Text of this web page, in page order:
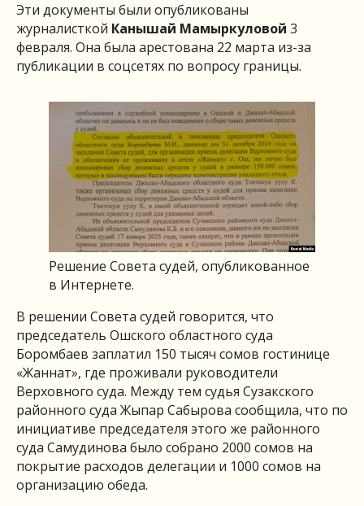
Эти документы были опубликованы
журналисткой Канышай Мамыркуловой 3
февраля. Она была арестована 22 марта из-за
публикации в соцсетях по вопросу границы.
Решение Совета судей, опубликованное
в Интернете.
В решении Совета судей говорится, что
председатель Ошского областного суда
Боромбаев заплатил 150 тысяч сомов гостинице
«Жаннат», где проживали руководители
Верховного суда. Между тем судья Сузакского
районного суда Жыпар Сабырова сообщила, что по
инициативе председателя этого же районного
суда Самудинова было собрано 2000 сомов на
покрытие расходов делегации и 1000 сомов на
организацию обеда.